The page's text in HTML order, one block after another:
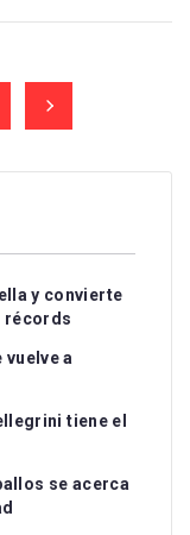
y convierte
récords
vuelve a
tiene el
se acerca